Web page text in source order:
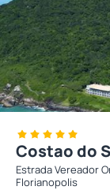
Costao do
Estrada Vereador
Florianopolis